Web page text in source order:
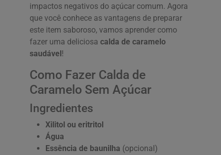
impactos negativos do açúcar comum. Agora
que você conhece as vantagens de preparar
este item saboroso, vamos aprender como
fazer uma deliciosa calda de caramelo
saudável !
Como Fazer Calda de
Caramelo Sem Açúcar
Ingredientes
Xilitol ou eritritol
Água
Essência de baunilha (opcional)